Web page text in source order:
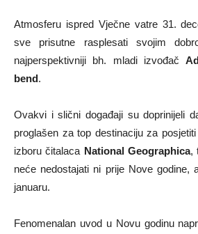
Atmosferu ispred Vječne vatre 31.
sve prisutne rasplesati svojim
najperspektivniji bh. mladi izvođač
bend.
Ovakvi i slični događaji su doprinijeli
proglašen za top destinaciju za
izboru čitalaca National Geographica,
neće nedostajati ni prije Nove godine,
januaru.
Fenomenalan uvod u Novu godinu